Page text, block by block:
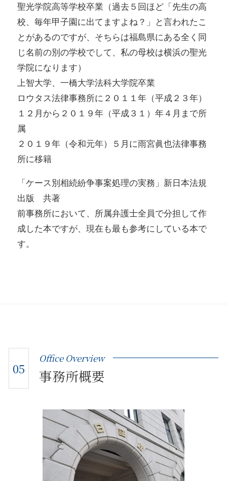
聖光学院高等学校卒業（過去５回ほど「先生の高
校、毎年甲子園に出てますよね？」と言われたこ
とがあるのですが、そちらは福島県にある全く同
じ名前の別の学校でして、私の母校は横浜の聖光
学院になります）
上智大学、一橋大学法科大学院卒業
ロウタス法律事務所に２０１１年（平成２３年）
１２月から２０１９年（平成３１）年４月まで所
属
２０１９年（令和元年）５月に雨宮眞也法律事務
所に移籍
「ケース別相続紛争事案処理の実務」新日本法規
出版 共著
前事務所において、所属弁護士全員で分担して作
成した本ですが、現在も最も参考にしている本で
す。
05
Office Overview
事務所概要